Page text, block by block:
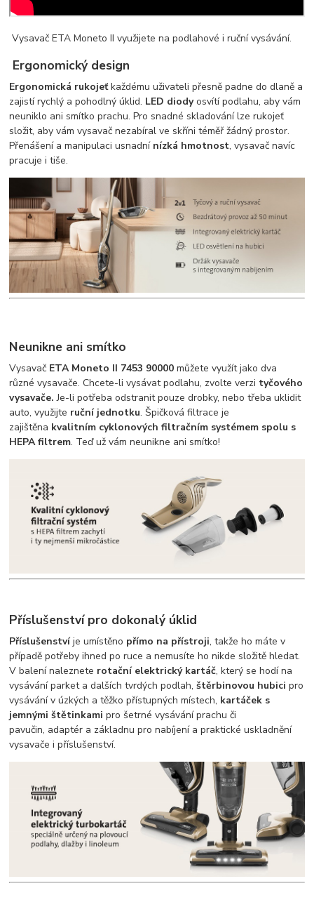
Vysavač ETA Moneto II využijete na podlahové i ruční vysávání.
Ergonomický design
Ergonomická rukojeťkaždému uživateli přesně padne do dlaně a
zajistí rychlý a pohodlný úklid. LED diodyosvítí podlahu, aby vám
neuniklo ani smítko prachu. Pro snadné skladování lze rukojeť
složit, aby vám vysavač nezabíral ve skříni téměř žádný prostor.
Přenášení a manipulaci usnadní nízká hmotnost, vysavač navíc
pracuje i tiše.
Neunikne ani smítko
Vysavač ETA Moneto II 7453 90000 můžete využít jako dva
různé vysavače. Chcete-li vysávat podlahu, zvolte verzi tyčového
vysavače.Je-li potřeba odstranit pouze drobky, nebo třeba uklidit
auto, využijte ruční jednotku. Špičková filtrace je
zajištěna kvalitním cyklonových filtračním systémem spolu s
HEPA filtrem. Teď už vám neunikne ani smítko!
Příslušenství pro dokonalý úklid
Příslušenstvíje umístěno přímo na přístroji, takže ho máte v
případě potřeby ihned po ruce a nemusíte ho nikde složitě hledat.
V balení naleznete rotační elektrický kartáč, který se hodí na
vysávání parket a dalších tvrdých podlah,štěrbinovou hubici pro
vysávání v úzkých a těžko přístupných místech, kartáček s
jemnými štětinkami pro šetrné vysávání prachu či
pavučin, adaptér a základnu pro nabíjení a praktické uskladnění
vysavače i příslušenství.